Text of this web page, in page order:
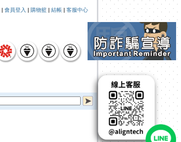
| 會員登入 | 購物籃 | 結帳 | 客服中心